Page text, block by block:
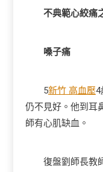
不典範心絞痛
嗓子痛
5新竹 高血壓4
仍不見好。他到耳
師有心肌缺血。
復盤劉師長教師